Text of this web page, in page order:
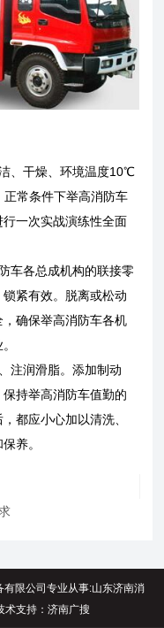
、干燥、环境温度10℃
常条件下举高消防车
一次实战演练性全面
车各总成机构的联接零
紧有效。脱离或松动
确保举高消防车各机
注润滑脂。添加制动
持举高消防车值勤的
都应小心加以清洗、
养。
限公司专业从事:山东济南消
术支持：济南广搜